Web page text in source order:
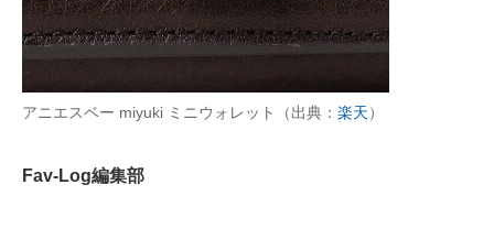
企業ITのトレンドを詳説
マーケ×ITの今がよく分かる
ITエンジニア向け専門サイト
アニエスベー miyuki ミニウォレット（出典： 楽天）
Fav-Log編集部